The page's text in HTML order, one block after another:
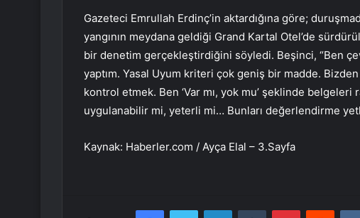
Gazeteci Emrullah Erdinç’in aktardığına göre;
yangının meydana geldiği Grand Kartal Otel’de
bir denetim gerçekleştirdiğini söyledi. Beşinci, “Ben
yaptım. Yasal Uyum kriteri çok geniş bir madde.
kontrol etmek. Ben ‘Var mı, yok mu’ şeklinde
uygulanabilir mi, yeterli mi… Bunları değerlendirme
Kaynak: Haberler.com / Ayça Elal – 3.Sayfa
FacebookTwitter LinkedInTumblr Pinterest